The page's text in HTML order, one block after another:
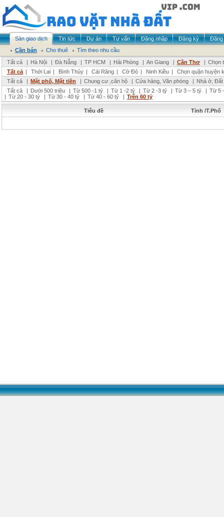
Sàn giao dịch Tin tức Dự án Tư vấn Đăng nhập Đăng ký
Đăng
Cần bán
Cho thuê
Tìm theo nhu cầu
Tất cả
| Hà Nội | Đà Nẵng | TP HCM | Hải Phòng | An Giang | Cần Thơ | Chọn
Tất cả | Thới Lai | Bình Thủy | Cái Răng | Cờ Đỏ | Ninh Kiều |
Chọn quận huyện
Tất cả
| Mặt phố, Mặt tiền | Chung cư ,căn hộ | Cửa hàng, Văn phòng | Nhà ở,
Tất cả
| Dưới 500 triệu | Từ 500 -1 tỷ | Từ 1 -2 tỷ | Từ 2 -3 tỷ | Từ 3 – 5 tỷ | Từ 5
| Từ 20 - 30 tỷ | Từ 30 - 40 tỷ | Từ 40 - 60 tỷ | Trên 60 tỷ
Tiêu đề Tỉnh /T.Phố